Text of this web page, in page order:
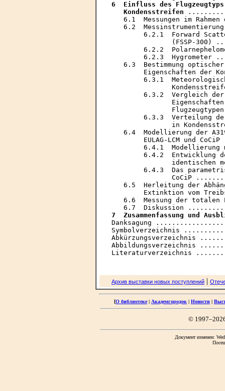
6  Einfluss des
   Kondensstreifen
6.1  Messungen im Rahmen
6.2
6.2.1  Forward
(FSSP-300)
6.2.2
6.2.3  Hygrometer
6.3  Bestimmung
Eigenschaften der
6.3.1
6.3.2  Vergleich
6.3.3  Verteilung
in
6.4  Modellierung der
EULAG-LCM und CoCiP
6.4.1  Modellierung
6.4.2  Entwicklung
identischen
6.4.3  Das
CoCiP
6.5  Herleitung der
Extinktion vom
6.6  Messung der totalen
7  Zusammenfassung und
Danksagung
Symbolverzeichnis
Архив выставки новых поступлений |
[О библиотеке| Академгородок | Новости |
©
Документ изменен: